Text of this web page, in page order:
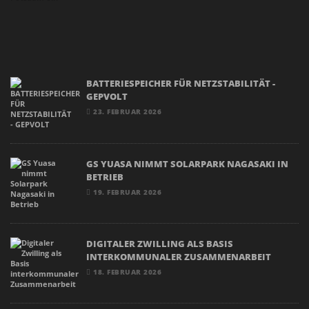
BATTERIESPEICHER FÜR NETZSTABILITÄT -
GEPVOLT
23. FEBRUAR 2026
GS YUASA NIMMT SOLARPARK NAGASAKI IN
BETRIEB
19. FEBRUAR 2026
DIGITALER ZWILLING ALS BASIS
INTERKOMMUNALER ZUSAMMENARBEIT
18. FEBRUAR 2026